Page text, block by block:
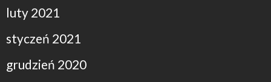
luty 2021
styczeń 2021
grudzień 2020